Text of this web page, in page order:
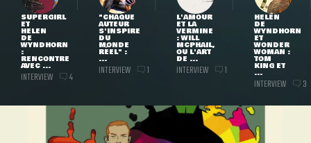
SUPERGIRL
ET
HELEN
DE
WYNDHORN
:
RENCONTRE
AVEC ...
INTERVIEW 4
"CHAQUE
AUTEUR
S'INSPIRE
DU
MONDE
RÉEL" :
...
INTERVIEW 1
L'AMOUR
ET LA
VERMINE
: WILL
MCPHAIL,
OU L'ART
DE ...
INTERVIEW 1
HELEN
DE
WYNDHORN
ET
WONDER
WOMAN :
TOM
KING ET
...
INTERVIEW 3